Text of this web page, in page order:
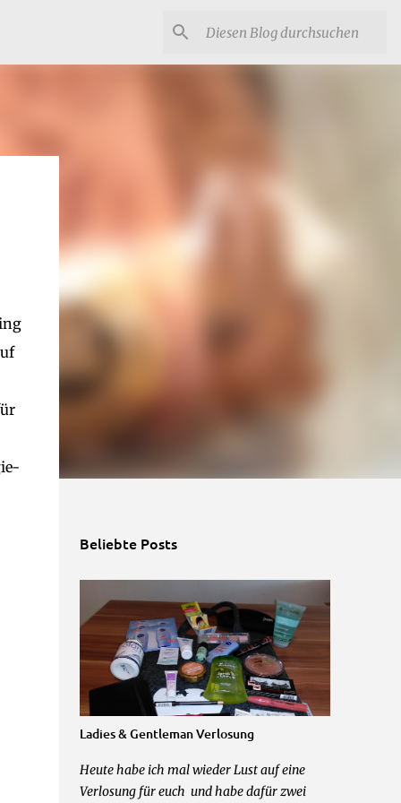
Beliebte Posts
Ladies & Gentleman Verlosung
Heute habe ich mal wieder Lust auf eine
Verlosung für euch und habe dafür zwei